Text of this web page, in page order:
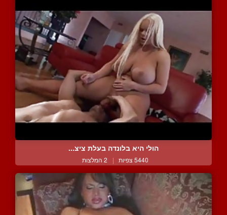
הולי היא בלונדה בעלת ציצ...
5440 צפיות | 2 המלצות